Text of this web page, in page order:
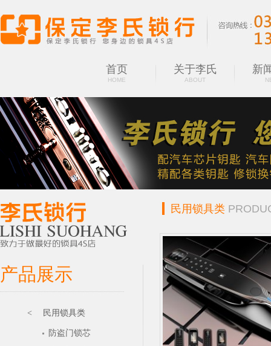
首页
HOME
关于李氏
ABOUT
新
产品展示
< 民用锁具类
防盗门锁芯
民用锁具类